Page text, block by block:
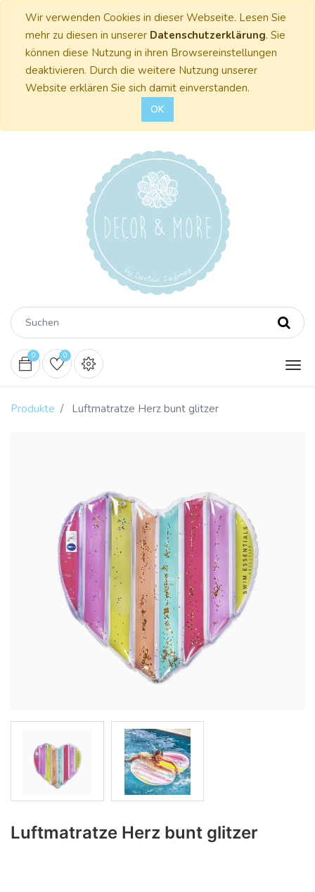
Wir verwenden Cookies in dieser Webseite. Lesen Sie
mehr zu diesen in unserer Datenschutzerklärung. Sie
können diese Nutzung in ihren Browsereinstellungen
deaktivieren. Durch die weitere Nutzung unserer
Website erklären Sie sich damit einverstanden.
OK
0 0
Produkte Luftmatratze Herz bunt glitzer
Luftmatratze Herz bunt glitzer